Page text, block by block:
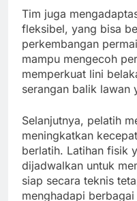
Tim juga
fleksibel, yang bisa
perkembangan
mampu mengecoh
memperkuat lini
serangan balik lawan
Selanjutnya, pelatih
meningkatkan
berlatih. Latihan fisik
dijadwalkan untuk
siap secara teknis
menghadapi